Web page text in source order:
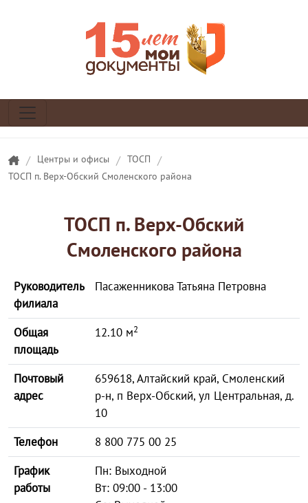
/ Центры и офисы / ТОСП /
ТОСП п. Верх-Обский Смоленского района
ТОСП п. Верх-Обский
Смоленского района
Руководитель
филиала
Пасаженникова Татьяна Петровна
Общая
площадь
12.10 м2
Почтовый
адрес
659618, Алтайский край, Смоленский
р-н, п Верх-Обский, ул Центральная, д.
10
Телефон
8 800 775 00 25
График
работы
Пн: Выходной
Вт: 09:00 - 13:00